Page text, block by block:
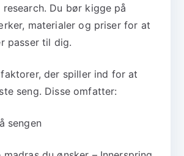
research. Du bør kigge på
materialer og priser for at
passer til dig.
der spiller ind for at
seng. Disse omfatter:
sengen